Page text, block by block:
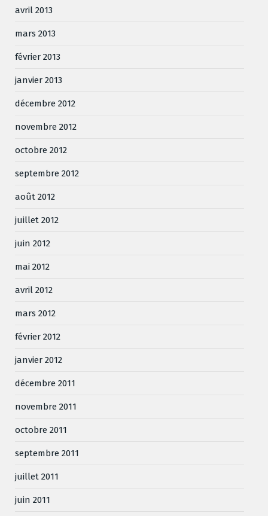
avril 2013
mars 2013
février 2013
janvier 2013
décembre 2012
novembre 2012
octobre 2012
septembre 2012
août 2012
juillet 2012
juin 2012
mai 2012
avril 2012
mars 2012
février 2012
janvier 2012
décembre 2011
novembre 2011
octobre 2011
septembre 2011
juillet 2011
juin 2011